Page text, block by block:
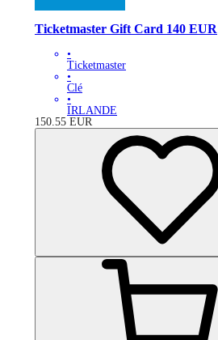
Ticketmaster Gift Card 140 EUR
•
Ticketmaster
•
Clé
•
IRLANDE
150.55 EUR